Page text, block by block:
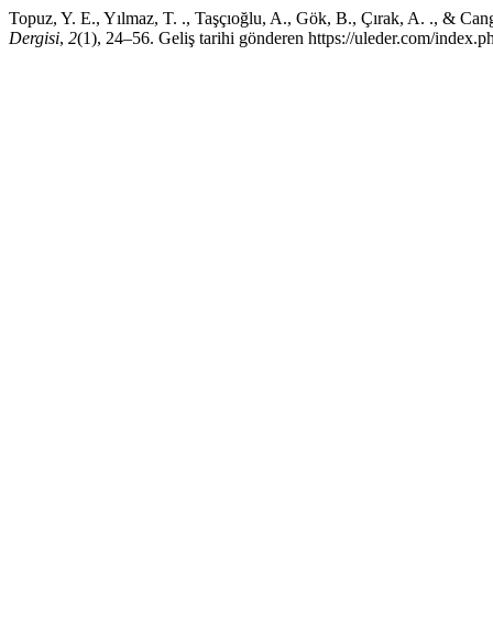
Topuz, Y. E., Yılmaz, T. ., Taşçıoğlu, A., Gök, B., Çırak, A. ., &
Dergisi, 2(1), 24–56. Geliş tarihi gönderen https://uleder.com/